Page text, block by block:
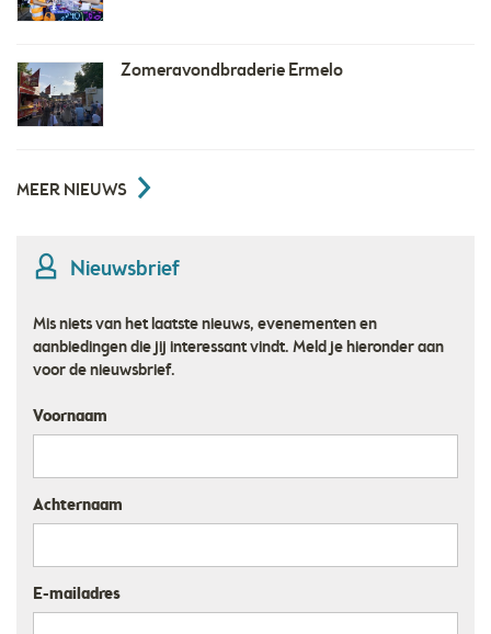
Zomeravondbraderie Ermelo
MEER NIEUWS
Nieuwsbrief
Mis niets van het laatste nieuws, evenementen en
aanbiedingen die jij interessant vindt. Meld je hieronder aan
voor de nieuwsbrief.
Voornaam
Achternaam
E-mailadres